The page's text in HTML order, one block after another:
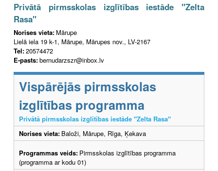
Privātā pirmsskolas izglītības iestāde "Zelta
Rasa"
Norises vieta: Mārupe
Lielā iela 19 k-1, Mārupe, Mārupes nov., LV-2167
Tel:20574472
E-pasts:bernudarzszr@inbox.lv
Vispārējās pirmsskolas
izglītības programma
Privātā pirmsskolas izglītības iestāde "Zelta Rasa"
Norises vieta: Baloži, Mārupe, Rīga, Ķekava
Programmas veids: Pirmsskolas izglītības programma
(programma ar kodu 01)